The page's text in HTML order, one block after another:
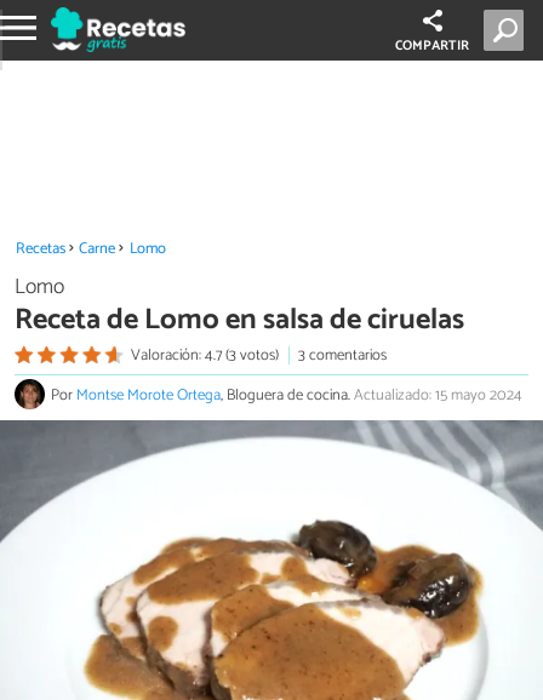
COMPARTIR
Recetas Carne Lomo
Lomo
Receta de Lomo en salsa de ciruelas
Valoración: 4.7 (3 votos)
3 comentarios
PorMontse Morote Ortega, Bloguera de cocina.Actualizado: 15 mayo 2024